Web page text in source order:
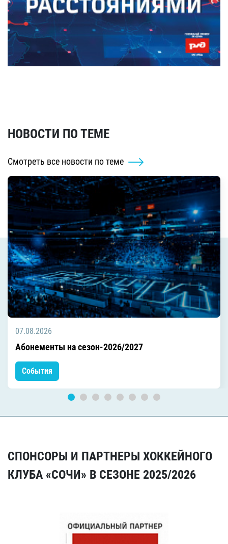
НОВОСТИ ПО ТЕМЕ
Смотреть все новости по теме
07.08.2026
Абонементы на сезон-2026/2027
События
СПОНСОРЫ И ПАРТНЕРЫ ХОККЕЙНОГО
КЛУБА «СОЧИ» В СЕЗОНЕ 2025/2026